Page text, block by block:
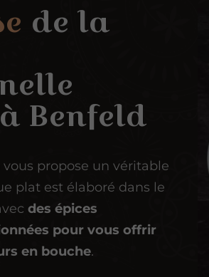
de la
Benfeld
propose un véritable
plat est élaboré dans le
des épices
pour vous offrir
en bouche.